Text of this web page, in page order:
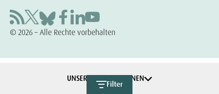
Filter
© 2026 – Alle Rechte vorbehalten
UNSERE KOOPERATIONEN